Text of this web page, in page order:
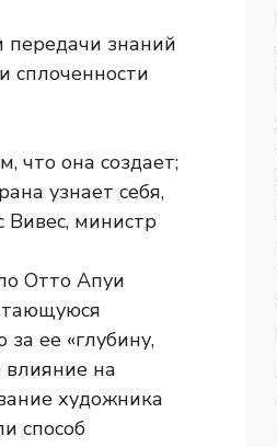
передачи знаний
сплоченности
что она создает;
узнает себя,
Вивес, министр
Отто Апуи
ее «глубину,
влияние на
художника
способ